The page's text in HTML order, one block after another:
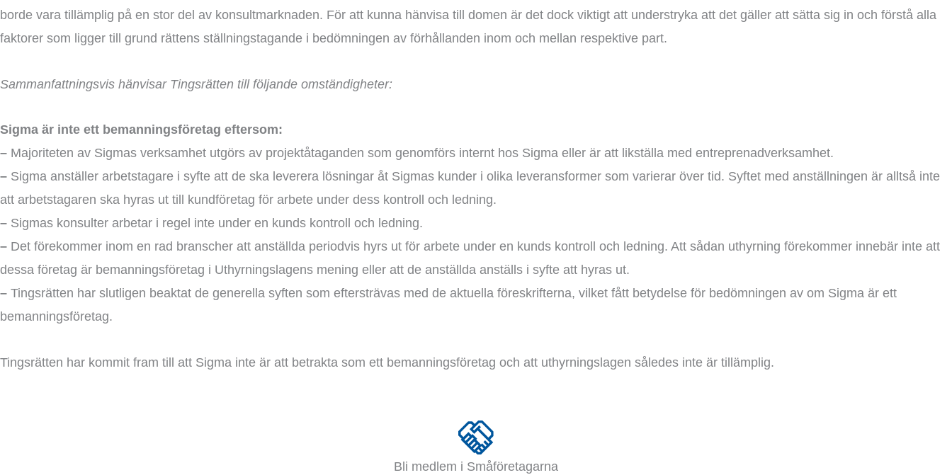
borde vara tillämplig på en stor del av konsultmarknaden. För att kunna hänvisa till domen är det dock viktigt att understryka att det gäller att sätta sig in och förstå alla
faktorer som ligger till grund rättens ställningstagande i bedömningen av förhållanden inom och mellan respektive part.
Sammanfattningsvis hänvisar Tingsrätten till följande omständigheter:
Sigma är inte ett bemanningsföretag eftersom:
– Majoriteten av Sigmas verksamhet utgörs av projektåtaganden som genomförs internt hos Sigma eller är att likställa med entreprenadverksamhet.
– Sigma anställer arbetstagare i syfte att de ska leverera lösningar åt Sigmas kunder i olika leveransformer som varierar över tid. Syftet med anställningen är alltså inte
att arbetstagaren ska hyras ut till kundföretag för arbete under dess kontroll och ledning.
– Sigmas konsulter arbetar i regel inte under en kunds kontroll och ledning.
– Det förekommer inom en rad branscher att anställda periodvis hyrs ut för arbete under en kunds kontroll och ledning. Att sådan uthyrning förekommer innebär inte att
dessa företag är bemanningsföretag i Uthyrningslagens mening eller att de anställda anställs i syfte att hyras ut.
– Tingsrätten har slutligen beaktat de generella syften som eftersträvas med de aktuella föreskrifterna, vilket fått betydelse för bedömningen av om Sigma är ett
bemanningsföretag.
Tingsrätten har kommit fram till att Sigma inte är att betrakta som ett bemanningsföretag och att uthyrningslagen således inte är tillämplig.
Bli medlem i Småföretagarna